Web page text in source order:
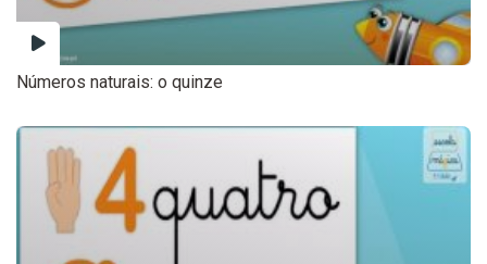
Números naturais: o quinze